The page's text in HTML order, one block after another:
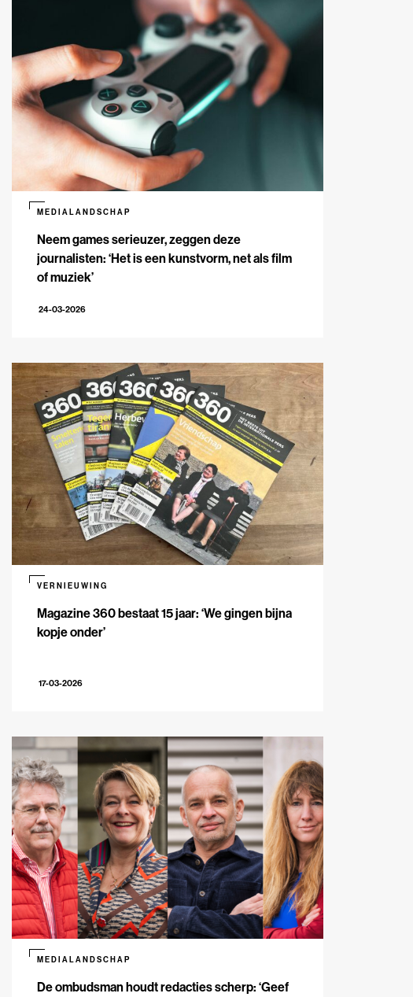
Neem games serieuzer, zeggen deze
journalisten: ‘Het is een kunstvorm, net als film
of muziek’
MEDIALANDSCHAP
24-03-2026
Magazine 360 bestaat 15 jaar: ‘We gingen bijna
kopje onder’
VERNIEUWING
17-03-2026
De ombudsman houdt redacties scherp: ‘Geef
MEDIALANDSCHAP